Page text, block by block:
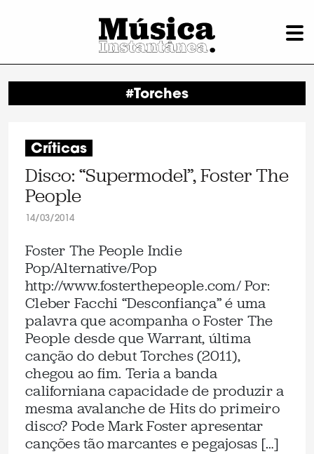
#Torches
Críticas
Disco: “Supermodel”, Foster The
People
14/03/2014
Foster The People Indie
Pop/Alternative/Pop
http://www.fosterthepeople.com/ Por:
Cleber Facchi “Desconfiança” é uma
palavra que acompanha o Foster The
People desde que Warrant, última
canção do debut Torches (2011),
chegou ao fim. Teria a banda
californiana capacidade de produzir a
mesma avalanche de Hits do primeiro
disco? Pode Mark Foster apresentar
canções tão marcantes e pegajosas […]